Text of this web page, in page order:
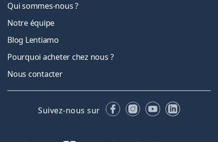
Qui sommes-nous ?
Notre équipe
Blog Lentiamo
Pourquoi acheter chez nous ?
Nous contacter
Suivez-nous sur FacebookInstagram
YouTubeLinkedIn